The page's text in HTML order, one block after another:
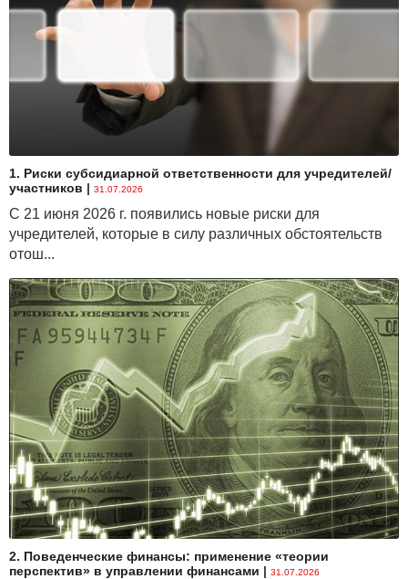
1. Риски субсидиарной ответственности для учредителей/
участников | 31.07.2026
С 21 июня 2026 г. появились новые риски для
учредителей, которые в силу различных обстоятельств
отош...
2. Поведенческие финансы: применение «теории
перспектив» в управлении финансами | 31.07.2026